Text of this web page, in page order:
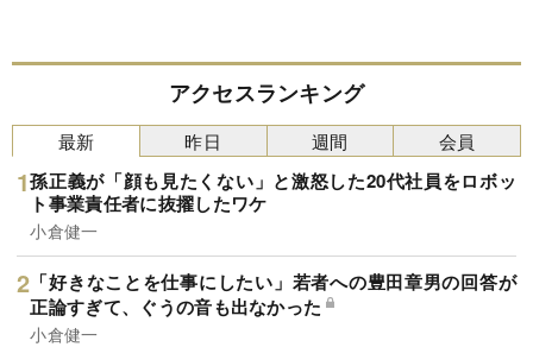
アクセスランキング
最新
孫正義が「顔も見たくない」と激怒した20代社員をロボッ
ト事業責任者に抜擢したワケ
小倉健一
「好きなことを仕事にしたい」若者への豊田章男の回答が
正論すぎて、ぐうの音も出なかった
小倉健一
昨日 週間 会員